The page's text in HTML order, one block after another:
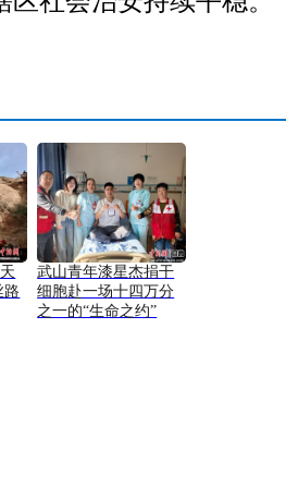
路
武山青年漆星杰捐干
细胞赴一场十四万分
之一的“生命之约”